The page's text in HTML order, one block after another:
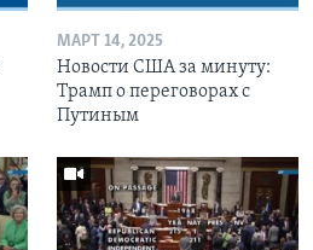
МАРТ 14, 2025
Новости США за минуту:
Трамп о переговорах с
Путиным